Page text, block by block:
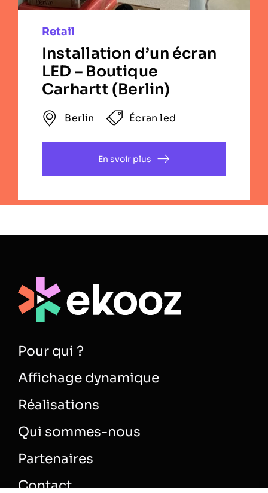
Vidéoprojecteur
En svoir plus
Affichage dynamique
Réalisations
Qui sommes-nous
Partenaires
Contact
Articles et conseils